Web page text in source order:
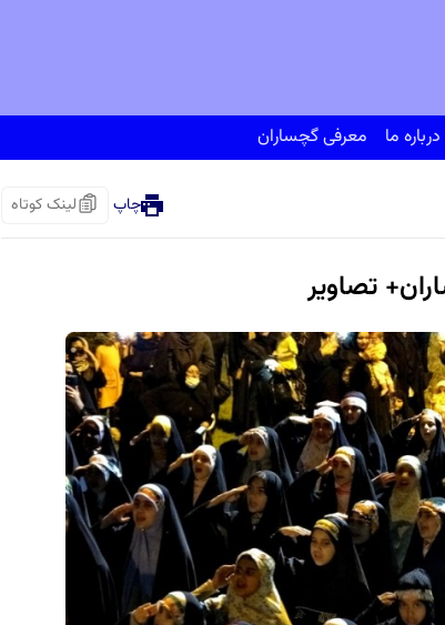
درباره ما معرفی گچساران
چاپ لینک کوتاه
تصاویر